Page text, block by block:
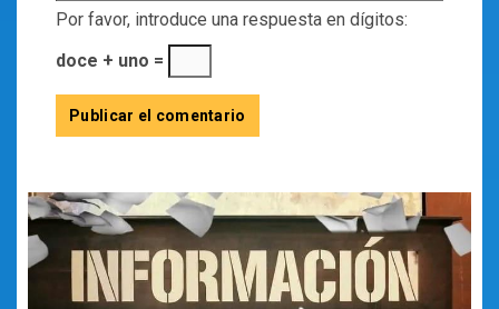
Por favor, introduce una respuesta en dígitos:
doce + uno =